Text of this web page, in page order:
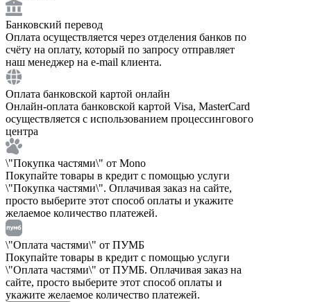
Банковский перевод
Оплата осуществляется через отделения банков по
счёту на оплату, который по запросу отправляет
наш менеджер на e-mail клиента.
Оплата банковской картой онлайн
Онлайн-оплата банковской картой Visa, MasterCard
осуществляется с использованием процессингового
центра
\"Покупка частями\" от Mono
Покупайте товары в кредит с помощью услуги
\"Покупка частями\". Оплачивая заказ на сайте,
просто выберите этот способ оплаты и укажите
желаемое количество платежей.
\"Оплата частями\" от ПУМБ
Покупайте товары в кредит с помощью услуги
\"Оплата частями\" от ПУМБ. Оплачивая заказ на
сайте, просто выберите этот способ оплаты и
укажите желаемое количество платежей.